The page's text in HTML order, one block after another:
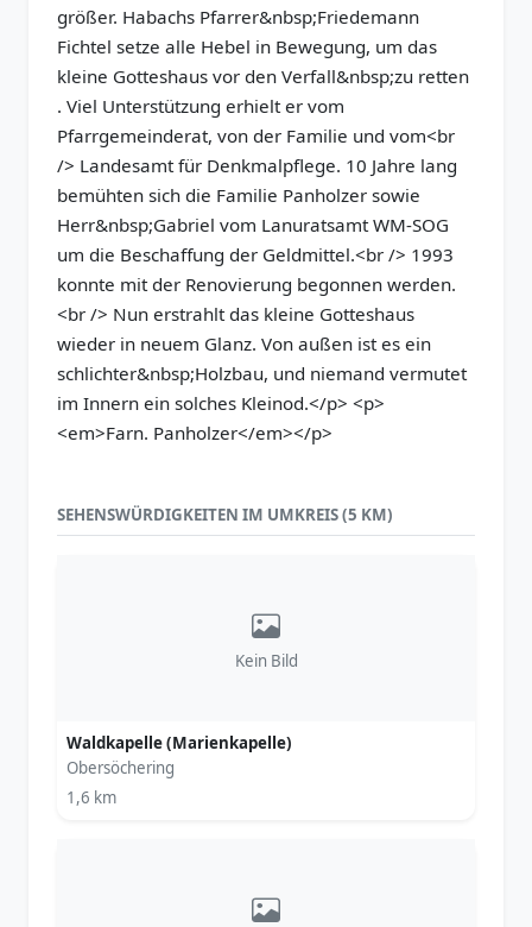
größer. Habachs Pfarrer&nbsp;Friedemann
Fichtel setze alle Hebel in Bewegung, um das
kleine Gotteshaus vor den Verfall&nbsp;zu retten
. Viel Unterstützung erhielt er vom
Pfarrgemeinderat, von der Familie und vom<br
/> Landesamt für Denkmalpflege. 10 Jahre lang
bemühten sich die Familie Panholzer sowie
Herr&nbsp;Gabriel vom Lanuratsamt WM-SOG
um die Beschaffung der Geldmittel.<br /> 1993
konnte mit der Renovierung begonnen werden.
<br /> Nun erstrahlt das kleine Gotteshaus
wieder in neuem Glanz. Von außen ist es ein
schlichter&nbsp;Holzbau, und niemand vermutet
im Innern ein solches Kleinod.</p> <p>
<em>Farn. Panholzer</em></p>
SEHENSWÜRDIGKEITEN IM UMKREIS (5 KM)
Kein Bild
Waldkapelle (Marienkapelle)
Obersöchering
1,6 km